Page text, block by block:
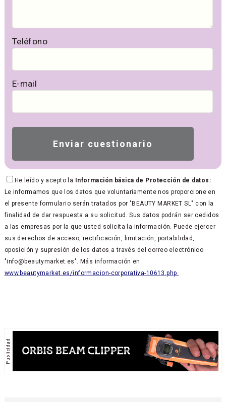
Teléfono
E-mail
He leído y acepto la Información básica de Protección de datos:
Le informamos que los datos que voluntariamente nos proporcione en
el presente formulario serán tratados por "BEAUTY MARKET SL" con la
finalidad de dar respuesta a su solicitud. Sus datos podrán ser cedidos
a las empresas por la que usted solicita la información. Puede ejercer
sus derechos de acceso, rectificación, limitación, portabilidad,
oposición y supresión de los datos a través del correo electrónico
"info@beautymarket.es". Más información en
www.beautymarket.es/informacion-corporativa-10613.php.